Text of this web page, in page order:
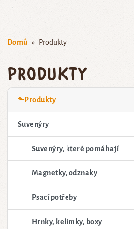
Domů Produkty
Produkty
⬑Produkty
Suvenýry
Suvenýry, které pomáhají
Magnetky, odznaky
Psací potřeby
Hrnky, kelímky, boxy